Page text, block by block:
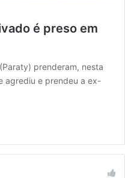
é preso em
prenderam, nesta
agrediu e prendeu a ex-